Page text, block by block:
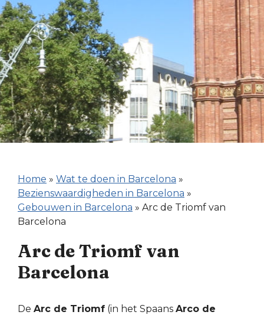
Home » Wat te doen in Barcelona »
Bezienswaardigheden in Barcelona »
Gebouwen in Barcelona » Arc de Triomf van
Barcelona
Arc de Triomf van
Barcelona
De Arc de Triomf (in het Spaans Arco de